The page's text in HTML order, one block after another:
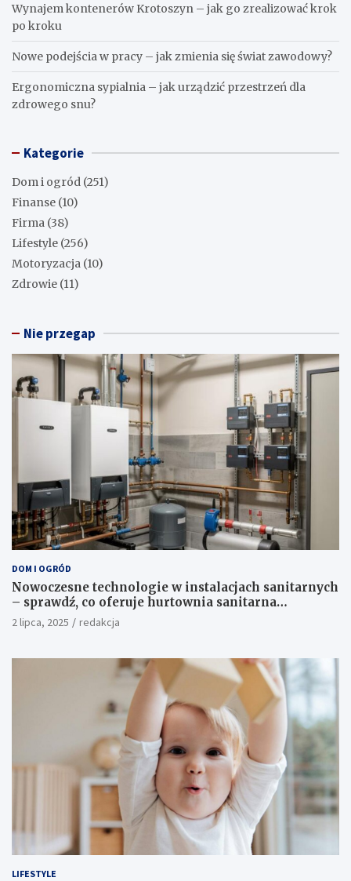
Wynajem kontenerów Krotoszyn – jak go zrealizować krok
po kroku
Nowe podejścia w pracy – jak zmienia się świat zawodowy?
Ergonomiczna sypialnia – jak urządzić przestrzeń dla
zdrowego snu?
Kategorie
Dom i ogród (251)
Finanse (10)
Firma (38)
Lifestyle (256)
Motoryzacja (10)
Zdrowie (11)
Nie przegap
DOM I OGRÓD
Nowoczesne technologie w instalacjach sanitarnych
– sprawdź, co oferuje hurtownia sanitarna
Proterm.sklep.pl
2 lipca, 2025 redakcja
LIFESTYLE